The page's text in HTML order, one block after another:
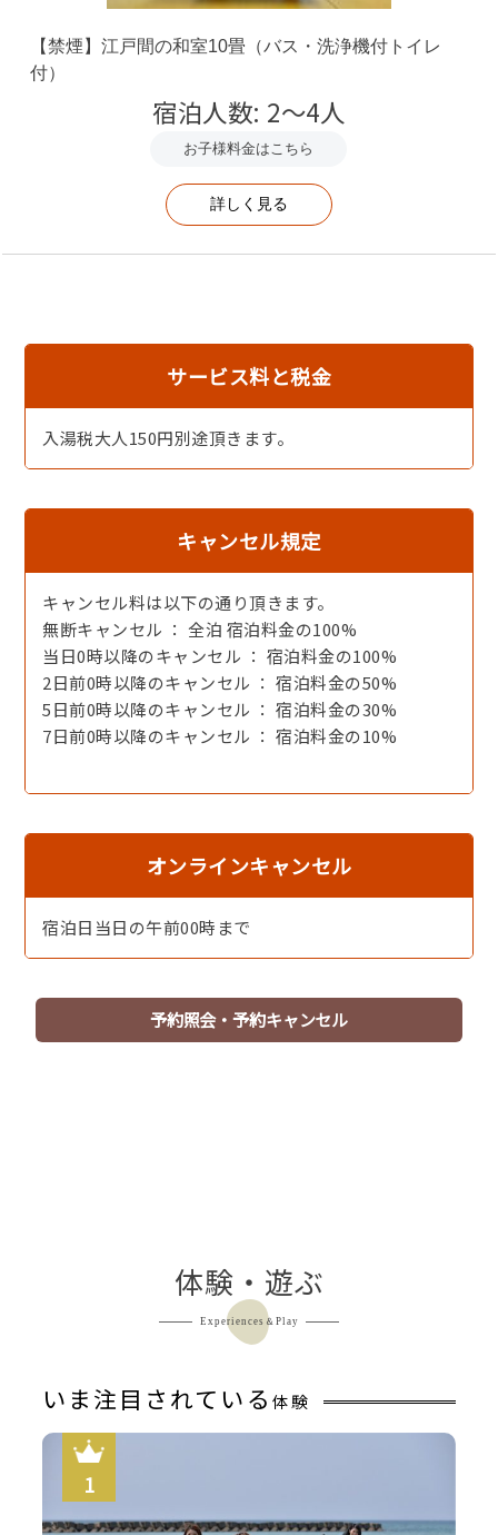
クインにご協力下さいませ。
・アレルギー対応をご希望の場合は、有料別途2200円/名
を頂戴致します。
・連泊のお食事に関しては、同じ食事内容になります。ご
淡白ながら甘みのあるイカと丹後の地酒は相性抜群です。
丹後温泉はしうど荘の海鮮炭火焼の一例（1-2人前）新鮮
露天風呂
【禁煙】江戸間の和室10畳（バス・洗浄機付トイレ
付）
宿泊人数: 2～4人
お子様料金はこちら
詳しく見る
サービス料と税金
入湯税大人150円別途頂きます。
キャンセル規定
キャンセル料は以下の通り頂きます。
無断キャンセル ： 全泊 宿泊料金の100%
当日0時以降のキャンセル ： 宿泊料金の100%
2日前0時以降のキャンセル ： 宿泊料金の50%
5日前0時以降のキャンセル ： 宿泊料金の30%
7日前0時以降のキャンセル ： 宿泊料金の10%
オンラインキャンセル
宿泊日当日の午前00時まで
予約照会・予約キャンセル
体験・遊ぶ
Experiences＆Play
いま注目されている 体験